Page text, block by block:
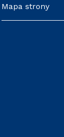
Mapa strony